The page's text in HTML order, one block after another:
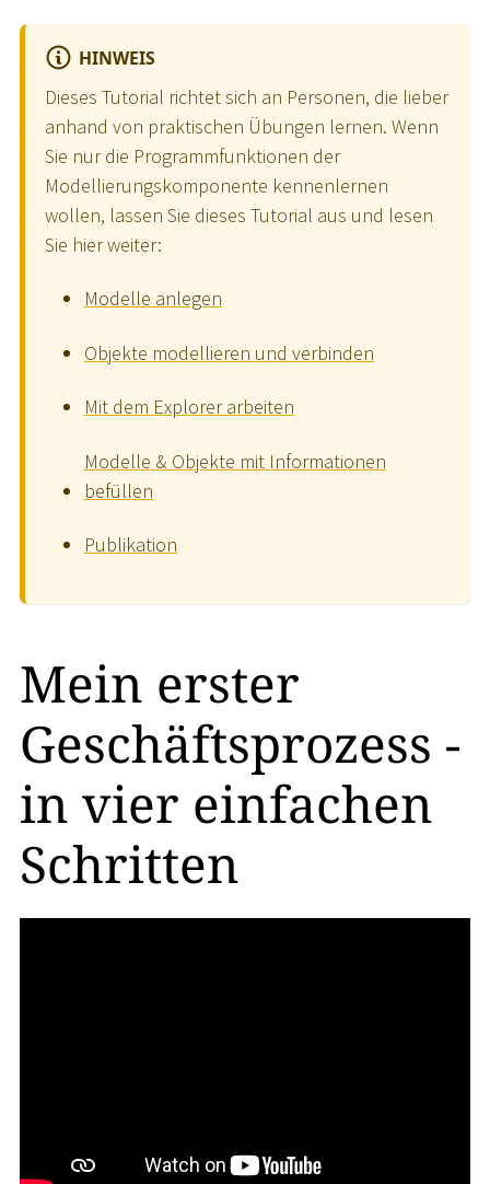
HINWEIS
Dieses Tutorial richtet sich an Personen, die lieber
anhand von praktischen Übungen lernen. Wenn
Sie nur die Programmfunktionen der
Modellierungskomponente kennenlernen
wollen, lassen Sie dieses Tutorial aus und lesen
Sie hier weiter:
Modelle anlegen
Objekte modellieren und verbinden
Mit dem Explorer arbeiten
Modelle & Objekte mit Informationen
befüllen
Publikation
Mein erster
Geschäftsprozess -
in vier einfachen
Schritten